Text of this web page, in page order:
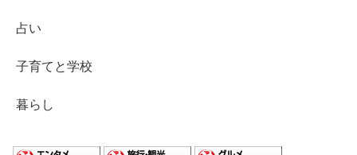
占い
子育てと学校
暮らし